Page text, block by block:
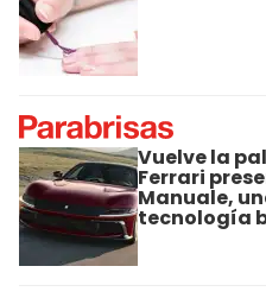
Vuelve la
Ferrari
Manuale,
tecnología